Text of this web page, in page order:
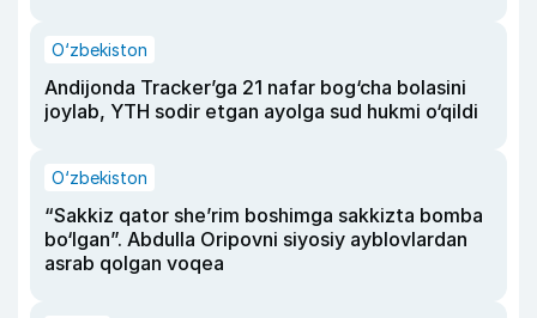
O‘zbekiston
Andijonda Tracker’ga 21 nafar bog‘cha bolasini
joylab, YTH sodir etgan ayolga sud hukmi o‘qildi
O‘zbekiston
“Sakkiz qator she’rim boshimga sakkizta bomba
bo‘lgan”. Abdulla Oripovni siyosiy ayblovlardan
asrab qolgan voqea